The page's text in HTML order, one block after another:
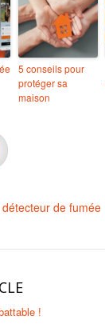
5 conseils pour
protéger sa
maison
détecteur de fumée
!